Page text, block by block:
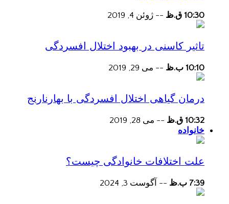
10:30 ق.ظ -- ژوئن 4, 2019
تاثیر کاسنی در بهبود اختلال افسردگی
10:10 ب.ظ -- می 29, 2019
درمان گیاهی اختلال افسردگی با بهارنارنج
10:32 ق.ظ -- می 28, 2019
خانواده
علت اختلافات خانوادگی چیست؟
7:39 ب.ظ -- آگوست 3, 2024